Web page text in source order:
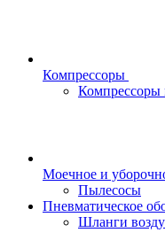
Компрессоры
Компрессоры
Моечное и
Пылесосы
Пневматическое
Шланги